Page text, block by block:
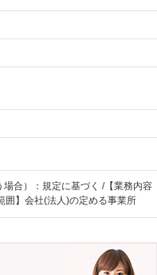
合）：規定に基づく /【業務内容
囲】会社(法人)の定める事業所